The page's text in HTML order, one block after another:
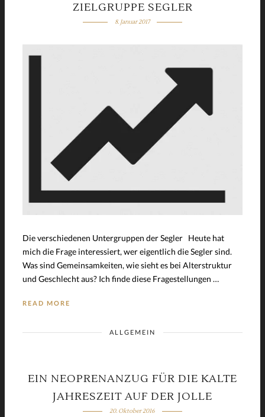
ZIELGRUPPE SEGLER
8. Januar 2017
Die verschiedenen Untergruppen der Segler Heute hat
mich die Frage interessiert, wer eigentlich die Segler sind.
Was sind Gemeinsamkeiten, wie sieht es bei Alterstruktur
und Geschlecht aus? Ich finde diese Fragestellungen …
READ MORE
ALLGEMEIN
EIN NEOPRENANZUG FÜR DIE KALTE
JAHRESZEIT AUF DER JOLLE
20. Oktober 2016